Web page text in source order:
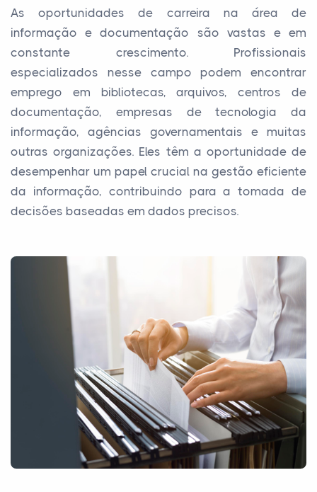
As oportunidades de carreira na área de
informação e documentação são vastas e em
constante crescimento. Profissionais
especializados nesse campo podem encontrar
emprego em bibliotecas, arquivos, centros de
documentação, empresas de tecnologia da
informação, agências governamentais e muitas
outras organizações. Eles têm a oportunidade de
desempenhar um papel crucial na gestão eficiente
da informação, contribuindo para a tomada de
decisões baseadas em dados precisos.